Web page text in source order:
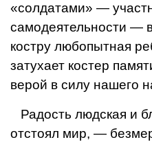
«солдатами» —
самодеятельности —
костру любопытная
затухает костер
верой в силу нашего
Радость людская и
отстоял мир, —